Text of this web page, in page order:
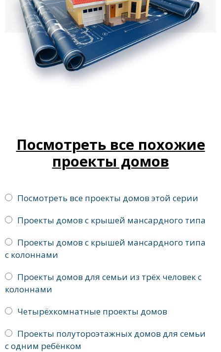
Посмотреть все похожие
проекты домов
Посмотреть все проекты домов этой серии
Проекты домов с крышей мансардного типа
Проекты домов с крышей мансардного типа
с колоннами
Проекты домов для семьи из трёх человек с
колоннами
Четырёхкомнатные проекты домов
Проекты полутороэтажных домов для семьи
с одним ребёнком